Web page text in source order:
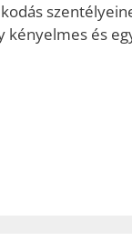
kényelmes és